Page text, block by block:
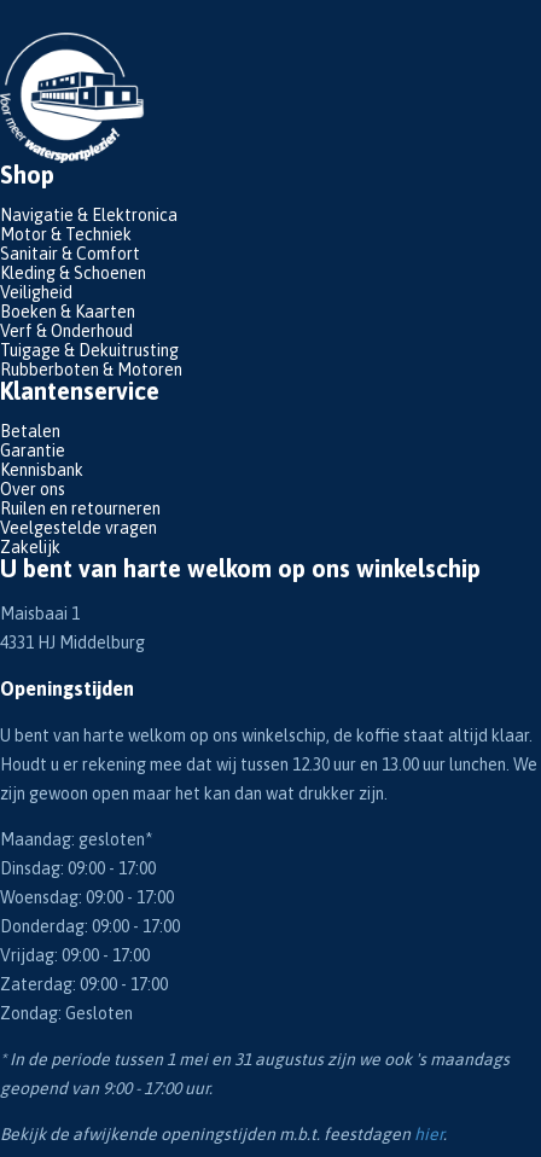
Shop
Navigatie & Elektronica
Motor & Techniek
Sanitair & Comfort
Kleding & Schoenen
Veiligheid
Boeken & Kaarten
Verf & Onderhoud
Tuigage & Dekuitrusting
Rubberboten & Motoren
Klantenservice
Betalen
Garantie
Kennisbank
Over ons
Ruilen en retourneren
Veelgestelde vragen
Zakelijk
U bent van harte welkom op ons winkelschip
Maisbaai 1
4331 HJ Middelburg
Openingstijden
U bent van harte welkom op ons winkelschip, de koffie staat altijd klaar.
Houdt u er rekening mee dat wij tussen 12.30 uur en 13.00 uur lunchen. We
zijn gewoon open maar het kan dan wat drukker zijn.
Maandag: gesloten*
Dinsdag: 09:00 - 17:00
Woensdag: 09:00 - 17:00
Donderdag: 09:00 - 17:00
Vrijdag: 09:00 - 17:00
Zaterdag: 09:00 - 17:00
Zondag: Gesloten
* In de periode tussen 1 mei en 31 augustus zijn we ook 's maandags
geopend van 9:00 - 17:00 uur.
Bekijk de afwijkende openingstijden m.b.t. feestdagen hier.